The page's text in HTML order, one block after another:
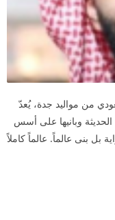
من مواليد جدة، يُعدّ
الحديثة وبانيها على أسس
بل بنى عالماً. عالماً كاملاً